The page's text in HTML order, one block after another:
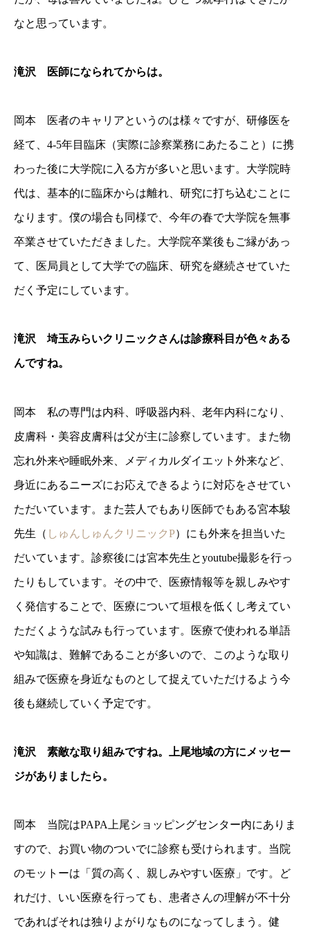
なと思っています。
滝沢 医師になられてからは。
岡本 医者のキャリアというのは様々ですが、研修医を
経て、4-5年目臨床（実際に診察業務にあたること）に携
わった後に大学院に入る方が多いと思います。大学院時
代は、基本的に臨床からは離れ、研究に打ち込むことに
なります。僕の場合も同様で、今年の春で大学院を無事
卒業させていただきました。大学院卒業後もご縁があっ
て、医局員として大学での臨床、研究を継続させていた
だく予定にしています。
滝沢 埼玉みらいクリニックさんは診療科目が色々ある
んですね。
岡本 私の専門は内科、呼吸器内科、老年内科になり、
皮膚科・美容皮膚科は父が主に診察しています。また物
忘れ外来や睡眠外来、メディカルダイエット外来など、
身近にあるニーズにお応えできるように対応をさせてい
ただいています。また芸人でもあり医師でもある宮本駿
先生（ しゅんしゅんクリニックP）にも外来を担当いた
だいています。診察後には宮本先生とyoutube撮影を行っ
たりもしています。その中で、医療情報等を親しみやす
く発信することで、医療について垣根を低くし考えてい
ただくような試みも行っています。医療で使われる単語
や知識は、難解であることが多いので、このような取り
組みで医療を身近なものとして捉えていただけるよう今
後も継続していく予定です。
滝沢 素敵な取り組みですね。上尾地域の方にメッセー
ジがありましたら。
岡本 当院はPAPA上尾ショッピングセンター内にありま
すので、お買い物のついでに診察も受けられます。当院
のモットーは「質の高く、親しみやすい医療」です。ど
れだけ、いい医療を行っても、患者さんの理解が不十分
であればそれは独りよがりなものになってしまう。健